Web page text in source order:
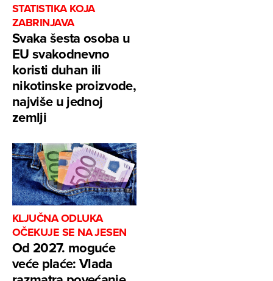
STATISTIKA KOJA
ZABRINJAVA
Svaka šesta osoba u
EU svakodnevno
koristi duhan ili
nikotinske proizvode,
najviše u jednoj
zemlji
KLJUČNA ODLUKA
OČEKUJE SE NA JESEN
Od 2027. moguće
veće plaće: Vlada